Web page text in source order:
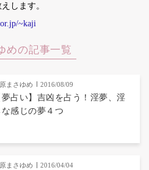
します。
~kaji
めの記事一覧
まさゆめ 2016/08/09
夢占い】吉凶を占う！淫夢、淫
な感じの夢４つ
まさゆめ 2016/04/04